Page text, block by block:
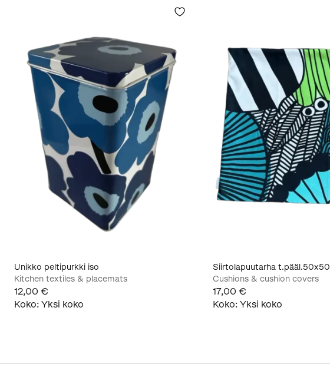
Unikko peltipurkki iso
Kitchen textiles & placemats
12,00 €
Koko: Yksi koko
Siirtolapuutarha t.pääl.50x50
Cushions & cushion covers
17,00 €
Koko: Yksi koko